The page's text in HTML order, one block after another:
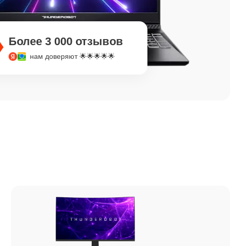
Более 3 000 отзывов
нам доверяют 🌟🌟🌟🌟🌟